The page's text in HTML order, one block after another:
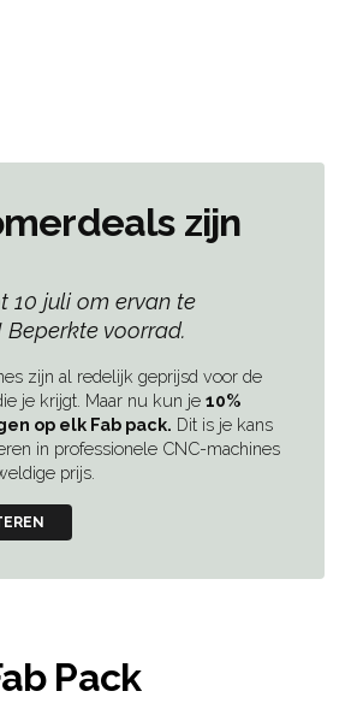
zijn
10 juli om ervan te
Beperkte voorrad.
zijn al redelijk geprijsd voor de
je krijgt. Maar nu kun je 10%
op elk Fab pack. Dit is je kans
in professionele CNC-machines
prijs.
Pack